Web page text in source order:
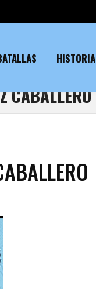
HISTORIA
CABALLERO